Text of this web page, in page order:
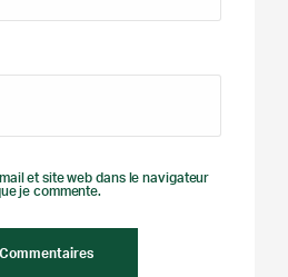
et site web dans le navigateur
je commente.